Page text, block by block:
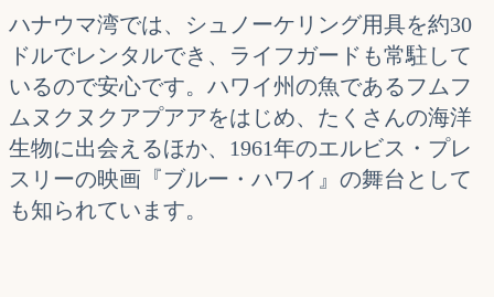
ハナウマ湾では、シュノーケリング用具を約30
ドルでレンタルでき、ライフガードも常駐して
いるので安心です。ハワイ州の魚であるフムフ
ムヌクヌクアプアアをはじめ、たくさんの海洋
生物に出会えるほか、1961年のエルビス・プレ
スリーの映画『ブルー・ハワイ』の舞台として
も知られています。